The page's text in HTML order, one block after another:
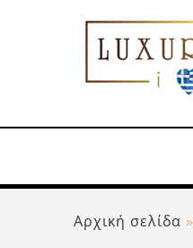
Αρχική σελίδα »